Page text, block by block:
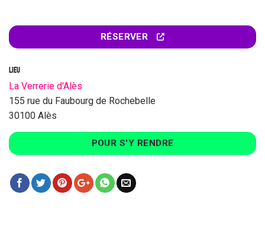
RÉSERVER
LIEU
La Verrerie d'Alès
155 rue du Faubourg de Rochebelle
30100 Alès
POUR S'Y RENDRE